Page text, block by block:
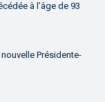
à l’âge de 93
Présidente-